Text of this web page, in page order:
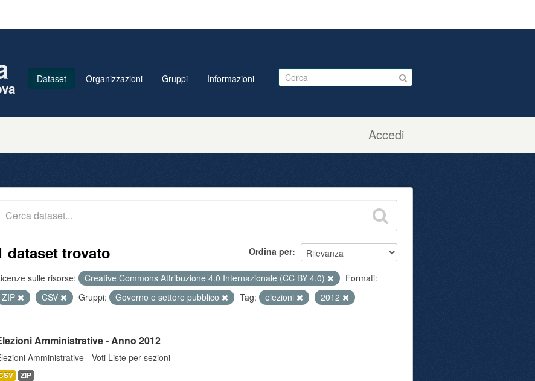
Accedi
Dataset Organizzazioni Gruppi Informazioni
Ordina per
dataset trovato
sulle risorse: Creative Commons Attribuzione 4.0 Internazionale (CC BY 4.0)
Formati:
ZIP
CSV Gruppi: Governo e settore pubblico Tag: elezioni 2012
Amministrative - Anno 2012
Amministrative - Voti Liste per sezioni
ZIP